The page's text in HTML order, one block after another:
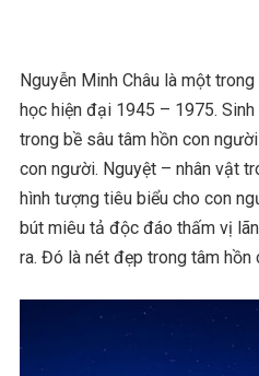
Nguyễn Minh Châu là một
học hiện đại 1945 – 1975.
trong bề sâu tâm hồn con
con người. Nguyệt – nhân vật
hình tượng tiêu biểu cho con
bút miêu tả độc đáo thấm vị
ra. Đó là nét đẹp trong tâm hồn